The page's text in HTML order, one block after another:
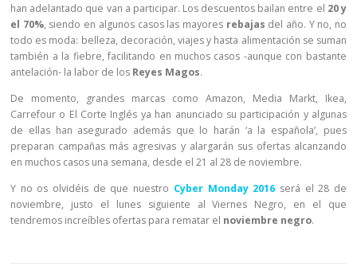
han adelantado que van a participar. Los descuentos bailan entre el 20 y
el 70%, siendo en algunos casos las mayores rebajas del año. Y no, no
todo es moda: belleza, decoración, viajes y hasta alimentación se suman
también a la fiebre, facilitando en muchos casos -aunque con bastante
antelación- la labor de los Reyes Magos.
De momento, grandes marcas como Amazon, Media Markt, Ikea,
Carrefour o El Corte Inglés ya han anunciado su participación y algunas
de ellas han asegurado además que lo harán ‘a la española’, pues
preparan campañas más agresivas y alargarán sus ofertas alcanzando
en muchos casos una semana, desde el 21 al 28 de noviembre.
Y no os olvidéis de que nuestro Cyber Monday 2016 será el 28 de
noviembre, justo el lunes siguiente al Viernes Negro, en el que
tendremos increíbles ofertas para rematar el noviembre negro.